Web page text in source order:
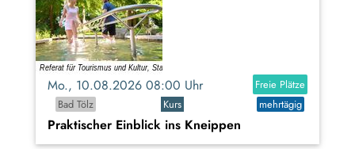
Mo., 10.08.2026 08:00 Uhr
Freie Plätze
Bad Tölz
Kurs mehrtägig
Praktischer Einblick ins Kneippen